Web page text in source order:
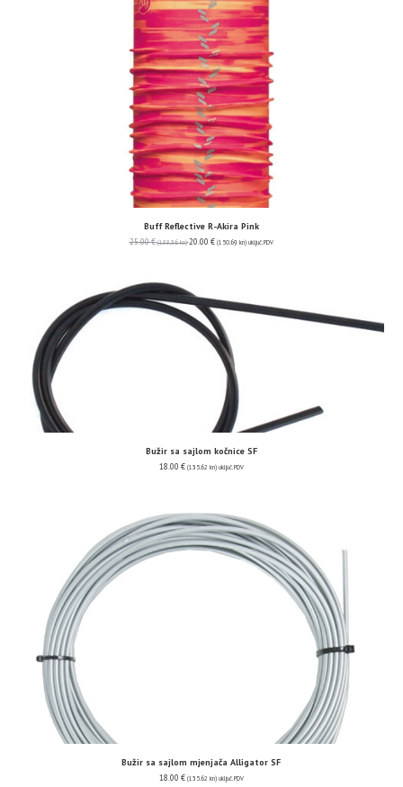
Buff Reflective R-Akira Pink
25.00€ (188.36 kn) 20.00 € (150.69 kn) uključ. PDV
Bužir sa sajlom kočnice SF
18.00 € (135.62 kn) uključ. PDV
Bužir sa sajlom mjenjača Alligator SF
18.00 € (135.62 kn) uključ. PDV